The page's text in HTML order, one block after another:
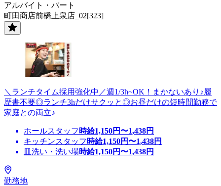
アルバイト・パート
町田商店前橋上泉店_02[323]
＼ランチタイム採用強化中／週1/3h~OK！まかないあり♪履
歴書不要◎ランチ3hだけサクッと◎お昼だけの短時間勤務で
家庭との両立♪
ホールスタッフ 時給1,150円〜1,438円
キッチンスタッフ 時給1,150円〜1,438円
皿洗い・洗い場時給1,150円〜1,438円
勤務地